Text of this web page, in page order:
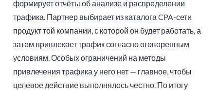
формирует отчёты об анализе и распределении
трафика. Партнер выбирает из каталога CPA-сети
продукт той компании, с которой он будет работать, а
затем привлекает трафик согласно оговоренным
условиям. Особых ограничений на методы
привлечения трафика у него нет — главное, чтобы
целевое действие выполнялось честно. По итогу